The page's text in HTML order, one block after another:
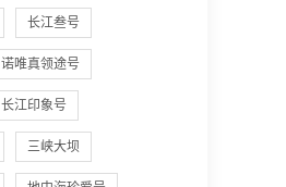
长江叁号
诺唯真领途号
长江印象号
三峡大坝